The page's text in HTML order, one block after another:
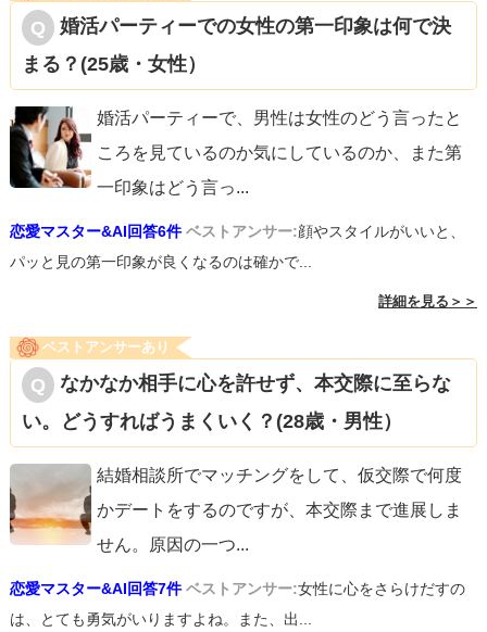
婚活パーティーでの女性の第一印象は何で決
まる？(25歳・女性）
婚活パーティーで、男性は女性のどう言ったと
ころを見ているのか気にしているのか、また第
一印象はどう言っ...
恋愛マスター&AI回答6件 ベストアンサー:顔やスタイルがいいと、
パッと見の第一印象が良くなるのは確かで...
詳細を見る＞＞
ベストアンサーあり
なかなか相手に心を許せず、本交際に至らな
い。どうすればうまくいく？(28歳・男性）
結婚相談所でマッチングをして、仮交際で何度
かデートをするのですが、本交際まで進展しま
せん。原因の一つ...
恋愛マスター&AI回答7件 ベストアンサー:女性に心をさらけだすの
は、とても勇気がいりますよね。また、出...